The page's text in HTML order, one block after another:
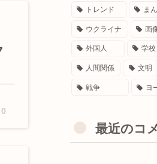
0
トレンド ま
ウクライナ 画
外国人 学校
人間関係 文明
戦争 ヨ
最近のコ